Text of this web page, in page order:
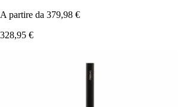
A partire da 379,98 €
328,95 €